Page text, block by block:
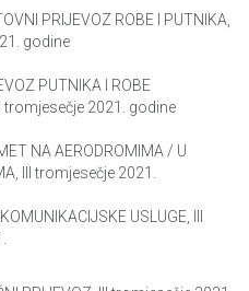
PRIJEVOZ ROBE I PUTNIKA,
godine
PUTNIKA I ROBE
tromjesečje 2021. godine
NA AERODROMIMA / U
III tromjesečje 2021.
USLUGE, III